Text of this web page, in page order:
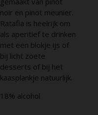
noir en pinot meunier.
Ratafia is heelrijk om
als aperitief te drinken
met een blokje ijs of
bij licht zoete
desserts of bij het
kaasplankje natuurlijk.
18% alcohol